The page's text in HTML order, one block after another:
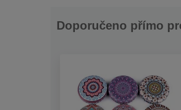
Doporučeno přímo